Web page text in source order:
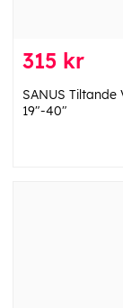
315 kr
SANUS
19"-40"